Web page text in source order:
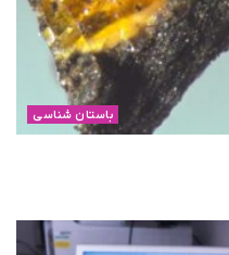
باستان شناسی